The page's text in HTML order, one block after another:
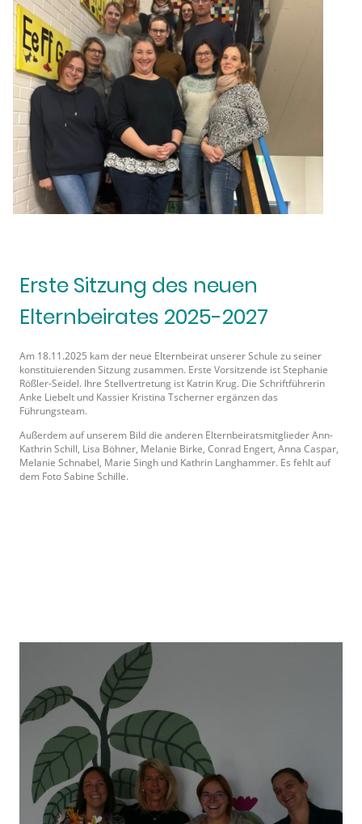
Erste Sitzung des neuen
Elternbeirates 2025-2027
Am 18.11.2025 kam der neue Elternbeirat unserer Schule zu seiner
konstituierenden Sitzung zusammen. Erste Vorsitzende ist Stephanie
Rößler-Seidel. Ihre Stellvertretung ist Katrin Krug. Die Schriftführerin
Anke Liebelt und Kassier Kristina Tscherner ergänzen das
Führungsteam.
Außerdem auf unserem Bild die anderen Elternbeiratsmitglieder Ann-
Kathrin Schill, Lisa Böhner, Melanie Birke, Conrad Engert, Anna Caspar,
Melanie Schnabel, Marie Singh und Kathrin Langhammer. Es fehlt auf
dem Foto Sabine Schille.